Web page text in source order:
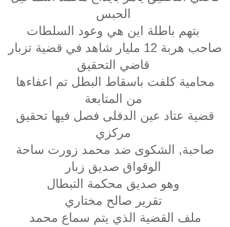
بتهم باطلة اين ه
صاحب هربة 12 مليار شاهد في قضية تزبار
محامية كلفت باسقاط البطل تم اعفاءها
قضية عتاد عين الدفلى فصل فيها تحقيق
صاحبة, الشكوى ضد محمد زورت ساحة
ملف القضية الذي يتم سماع محمد